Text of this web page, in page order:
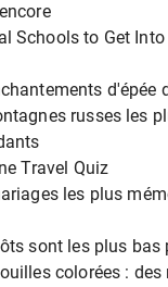
Schools to Get
d'épée
russes les
Travel Quiz
les plus
sont les plus bas
colorées :